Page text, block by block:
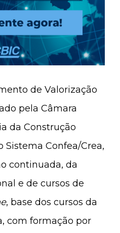
de Valorização
pela Câmara
da Construção
Sistema Confea/Crea,
continuada, da
e de cursos de
, base dos cursos da
com formação por